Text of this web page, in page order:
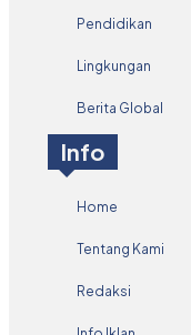
Pendidikan
Lingkungan
Berita Global
Info
Home
Tentang Kami
Redaksi